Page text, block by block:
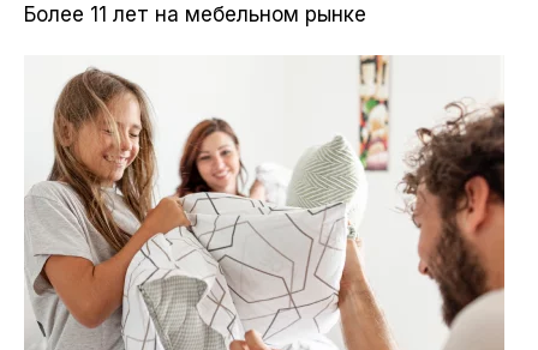
Более 11 лет на мебельном рынке